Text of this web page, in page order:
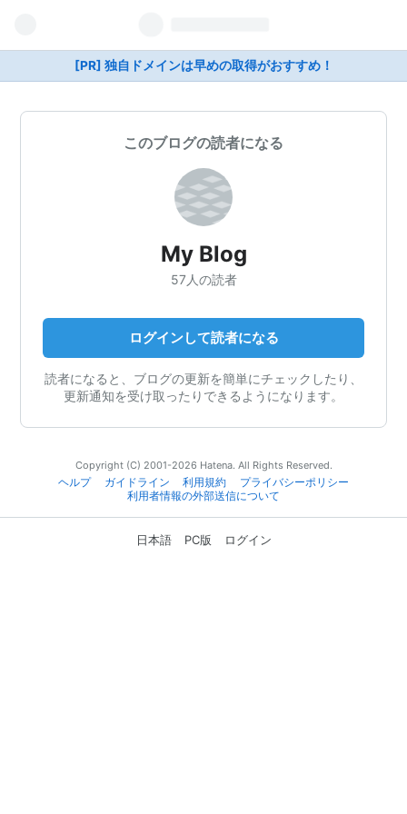
[PR] 独自ドメインは早めの取得がおすすめ！
このブログの読者になる
My Blog
57人の読者
ログインして読者になる
読者になると、ブログの更新を簡単にチェックしたり、
更新通知を受け取ったりできるようになります。
Copyright (C) 2001-2026 Hatena. All Rights Reserved.
ヘルプ
ガイドライン 利用規約
プライバシーポリシー
利用者情報の外部送信について
日本語 PC版 ログイン